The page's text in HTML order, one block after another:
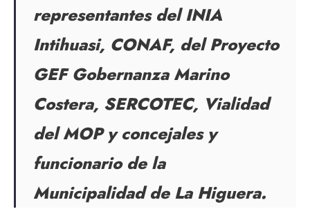
representantes del INIA
Intihuasi, CONAF, del Proyecto
GEF Gobernanza Marino
Costera, SERCOTEC, Vialidad
del MOP y concejales y
funcionario de la
Municipalidad de La Higuera.